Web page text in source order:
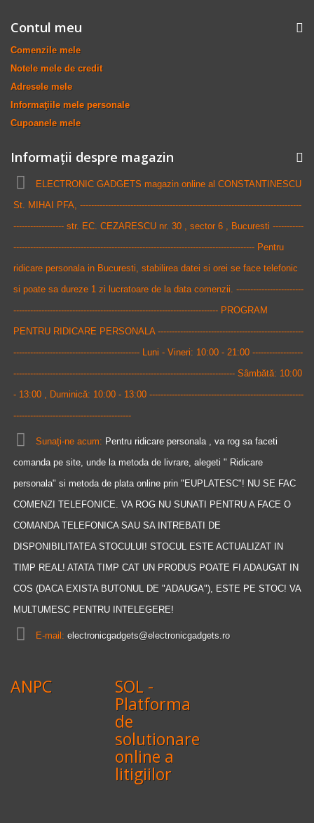
Contul meu
Comenzile mele
Notele mele de credit
Adresele mele
Informaţiile mele personale
Cupoanele mele
Informații despre magazin
ELECTRONIC GADGETS magazin online al CONSTANTINESCU
St. MIHAI PFA, -------------------------------------------------------------------------------
------------------ str. EC. CEZARESCU nr. 30 , sector 6 , Bucuresti -----------
-------------------------------------------------------------------------------------- Pentru
ridicare personala in Bucuresti, stabilirea datei si orei se face telefonic
si poate sa dureze 1 zi lucratoare de la data comenzii. ------------------------
------------------------------------------------------------------------- PROGRAM
PENTRU RIDICARE PERSONALA ----------------------------------------------------
--------------------------------------------- Luni - Vineri: 10:00 - 21:00 ------------------
------------------------------------------------------------------------------- Sâmbătă: 10:00
- 13:00 , Duminică: 10:00 - 13:00 -------------------------------------------------------
------------------------------------------
Sunați-ne acum: Pentru ridicare personala , va rog sa faceti
comanda pe site, unde la metoda de livrare, alegeti " Ridicare
personala" si metoda de plata online prin "EUPLATESC"! NU SE FAC
COMENZI TELEFONICE. VA ROG NU SUNATI PENTRU A FACE O
COMANDA TELEFONICA SAU SA INTREBATI DE
DISPONIBILITATEA STOCULUI! STOCUL ESTE ACTUALIZAT IN
TIMP REAL! ATATA TIMP CAT UN PRODUS POATE FI ADAUGAT IN
COS (DACA EXISTA BUTONUL DE "ADAUGA"), ESTE PE STOC! VA
MULTUMESC PENTRU INTELEGERE!
E-mail: electronicgadgets@electronicgadgets.ro
ANPC SOL -
Platforma
de
solutionare
online a
litigiilor